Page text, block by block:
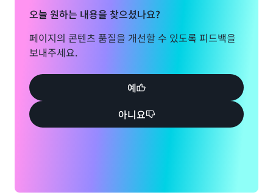
로 챗봇을 실행할 수 있습니다.
2025년 7월 15일부터 신규 AWS 고객은 최대 200달러
의 AWS 프리 티어 크레딧을 받게 되며, 이 크레딧은
Amazon Lex를 비롯한 적격 AWS 서비스에 적용할 수
있습니다. 계정 가입 시 무료 플랜과 유료 플랜 중 하나를
선택할 수 있습니다. 무료 플랜은 계정 생성 후 6개월 동
안 사용할 수 있습니다. 유료 플랜으로 업그레이드하면
남은 프리 티어 크레딧 잔액이 AWS 청구서에 자동으로
오늘 원하는 내용을 찾으셨나요?
페이지의 콘텐츠 품질을 개선할 수 있도록 피드백을
보내주세요.
예
아니요